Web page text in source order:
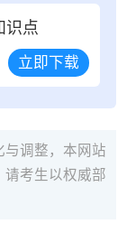
识点
立即下载
与调整，本网站
请考生以权威部